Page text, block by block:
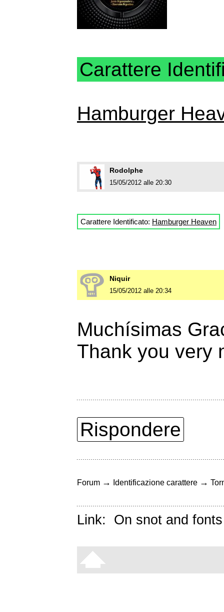
Carattere
Hamburger
Rodolphe
15/05/2012 alle 20:30
Carattere Identificato: Hamburger Heaven
Niquir
15/05/2012 alle 20:34
Muchísimas
Thank you very
Rispondere
Forum → Identificazione carattere →
Link: On snot and fonts